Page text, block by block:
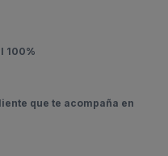
100%
que te acompaña en